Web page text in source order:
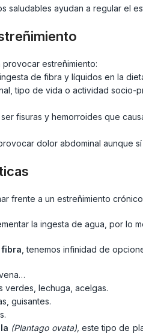
saludables ayudan a regular el
estreñimiento:
ingesta de fibra y líquidos en la
tipo de vida o actividad socio-
ser fisuras y hemorroides que
dolor abdominal aunque
frente a un estreñimiento
la ingesta de agua, por lo
fibra , tenemos infinidad de
verdes, lechuga, acelgas.
guisantes.
(Plantago ovata), este tipo de